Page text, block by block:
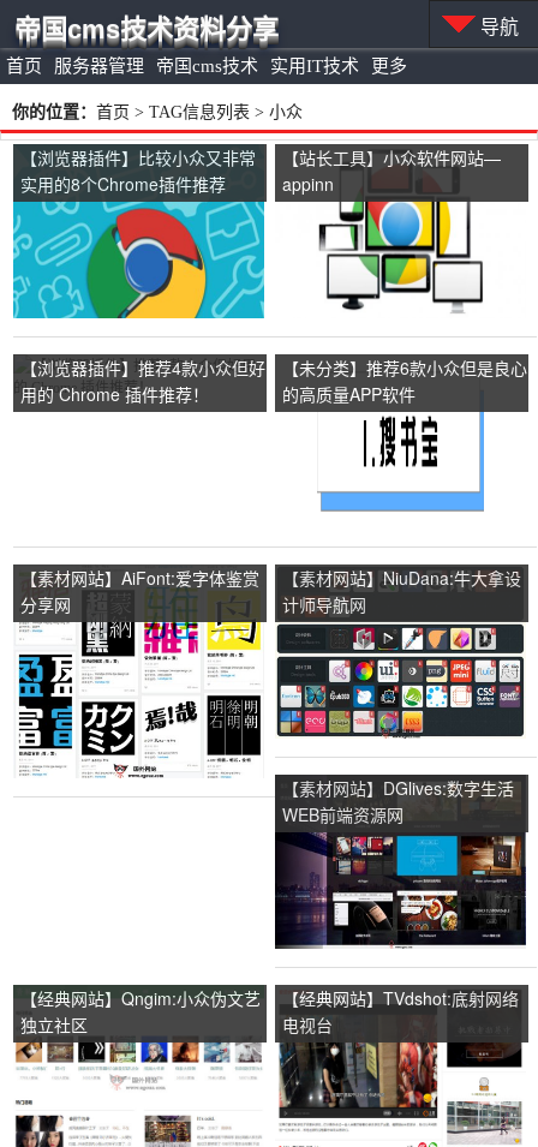
首页 服务器管理 帝国cms技术 实用IT技术 更多
帝国cms技术资料分享 导航
你的位置： 首页 > TAG信息列表 > 小众
【浏览器插件】比较小众又非常
实用的8个Chrome插件推荐
【站长工具】小众软件网站—
appinn
【浏览器插件】推荐4款小众但好
用的 Chrome 插件推荐！
【未分类】推荐6款小众但是良心
的高质量APP软件
【素材网站】AiFont:爱字体鉴赏
分享网
【素材网站】NiuDana:牛大拿设
计师导航网
【素材网站】DGlives:数字生活
WEB前端资源网
【经典网站】Qngim:小众伪文艺
独立社区
【经典网站】TVdshot:底射网络
电视台